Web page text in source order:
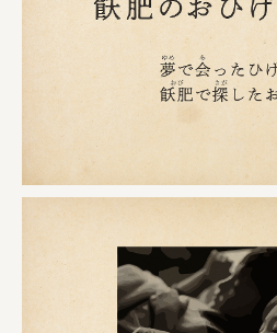
株式会社ヤマサン
株式会社 マツバラ
株式会社東果堂
アトラス化成
株式会社 中日ステンドアート
株式会社ポーラ
株式会社ロッテ